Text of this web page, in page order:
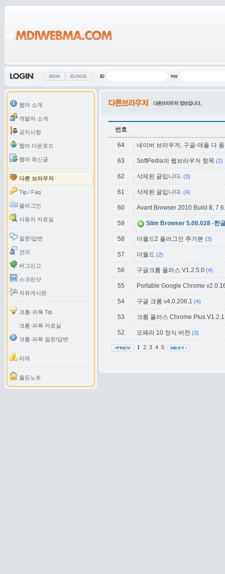
웹마 소개
개발자 소개
공지사항
웹마 다운로드
웹마 최신글
다른 브라우저
Tip / Faq
플러그인
사용자 자료실
질문/답변
건의
버그신고
스크린샷
자유게시판
크롬·파폭 Tip
크롬·파폭 자료실
크롬·파폭 질문/답변
리채
월든노트
번호
64 네이버 브라우저, 구글·애플 다
63 SoftPedia의 웹브라우저 항목 (2)
62 삭제된 글입니다. (3)
61 삭제된 글입니다. (4)
60 Avant Browser 2010 Build 8,
59 Slim Browser 5.00.028 -한
58 더월드2 플러그인 추가본 (3)
57 더월드 (2)
56 구글크롬 플러스 V1.2.5.0 (4)
55 Portable Google Chrome
54 구글 크롬 v4.0.206.1 (4)
53 크롬 플러스 Chrome Plus
52 오페라 10 정식 버전 (3)
1 2 3 4 5